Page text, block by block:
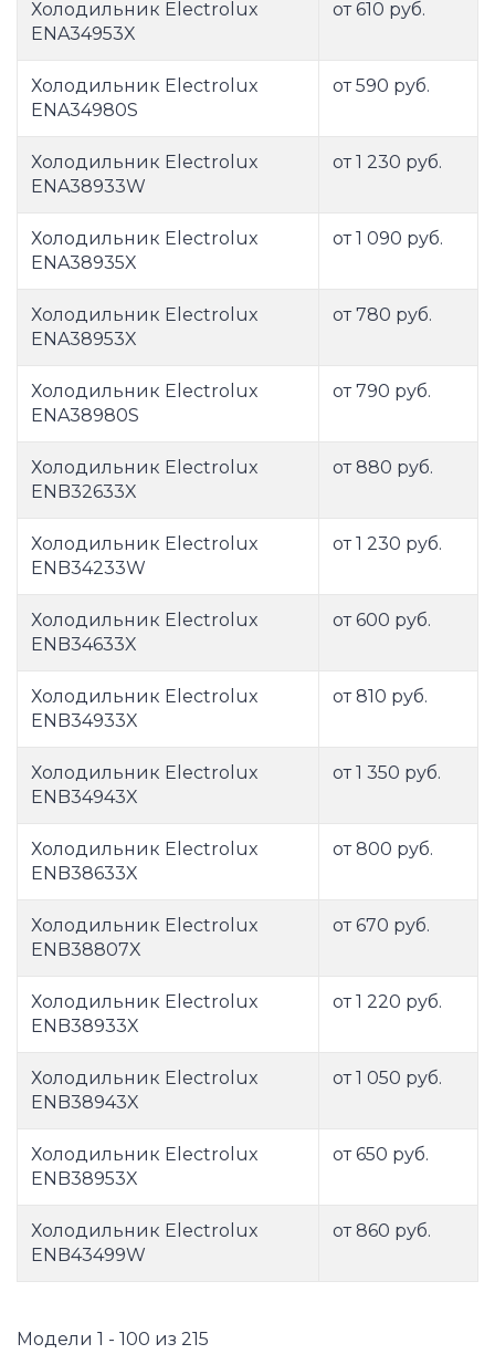
Холодильник Electrolux
ENA34953X
от 610 руб.
Холодильник Electrolux
ENA34980S
от 590 руб.
Холодильник Electrolux
ENA38933W
от 1 230 руб.
Холодильник Electrolux
ENA38935X
от 1 090 руб.
Холодильник Electrolux
ENA38953X
от 780 руб.
Холодильник Electrolux
ENA38980S
от 790 руб.
Холодильник Electrolux
ENB32633X
от 880 руб.
Холодильник Electrolux
ENB34233W
от 1 230 руб.
Холодильник Electrolux
ENB34633X
от 600 руб.
Холодильник Electrolux
ENB34933X
от 810 руб.
Холодильник Electrolux
ENB34943X
от 1 350 руб.
Холодильник Electrolux
ENB38633X
от 800 руб.
Холодильник Electrolux
ENB38807X
от 670 руб.
Холодильник Electrolux
ENB38933X
от 1 220 руб.
Холодильник Electrolux
ENB38943X
от 1 050 руб.
Холодильник Electrolux
ENB38953X
от 650 руб.
Холодильник Electrolux
ENB43499W
от 860 руб.
Модели 1 - 100 из 215